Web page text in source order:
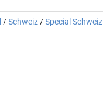
/Schweiz/Special Schweiz